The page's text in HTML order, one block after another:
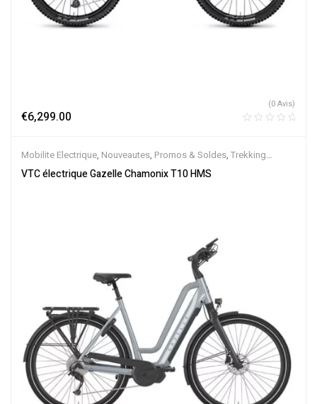
€6,299.00
(0 Avis)
Mobilite Electrique, Nouveautes, Promos & Soldes, Trekking
électrique,Vélo électrique ville,Velos Electriques
VTC électrique Gazelle Chamonix T10 HMS